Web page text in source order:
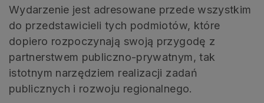
Wydarzenie jest adresowane przede wszystkim
do przedstawicieli tych podmiotów, które
dopiero rozpoczynają swoją przygodę z
partnerstwem publiczno-prywatnym, tak
istotnym narzędziem realizacji zadań
publicznych i rozwoju regionalnego.